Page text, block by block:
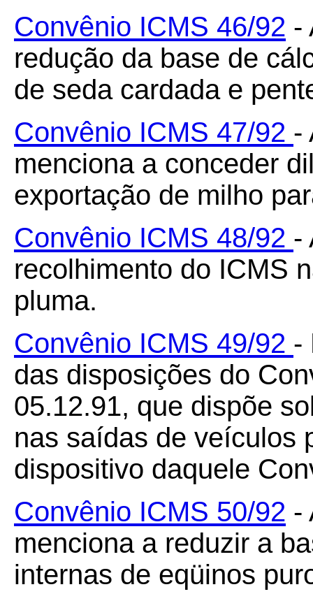
Convênio ICMS 46/92 -
redução da base de
de seda cardada e
Convênio ICMS 47/92 -
menciona a conceder
exportação de milho
Convênio ICMS 48/92 -
recolhimento do ICMS
pluma.
Convênio ICMS 49/92 -
das disposições do
05.12.91, que dispõe
nas saídas de veículos
dispositivo daquele
Convênio ICMS 50/92 -
menciona a reduzir a
internas de eqüinos